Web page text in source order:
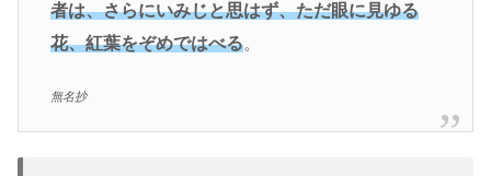
者は、さらにいみじと思はず、ただ眼に見ゆる
花、紅葉をぞめではべる。
無名抄